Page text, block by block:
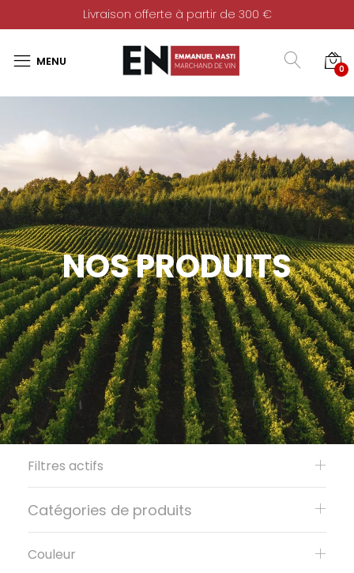
Livraison offerte à partir de 300 €
0
NOS PRODUITS
Filtres actifs
Catégories de produits
Couleur